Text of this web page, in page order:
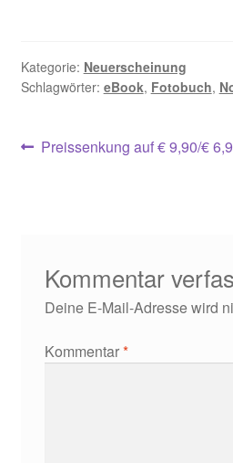
Kategorie: Neuerscheinung
Schlagwörter: eBook, Fotobuch,
Vorheriger
Preissenkung auf € 9,90/€
Kommentar
Deine E-Mail-Adresse wird
Kommentar*